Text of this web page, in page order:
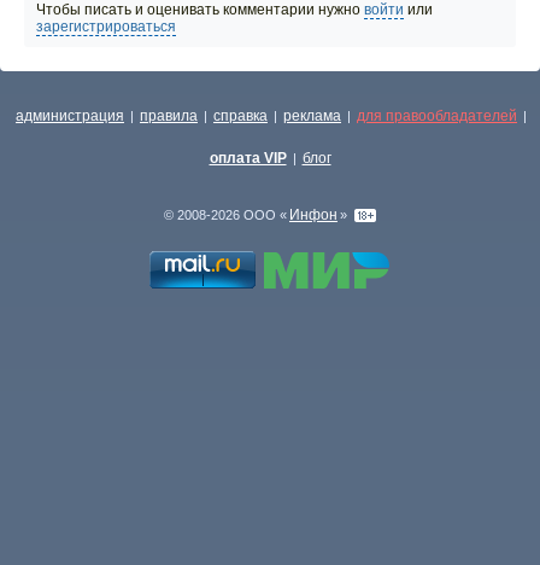
Чтобы писать и оценивать комментарии нужно войти или
зарегистрироваться
администрация | правила | справка | реклама | для правообладателей |
оплата VIP | блог
© 2008-2026 ООО « Инфон »